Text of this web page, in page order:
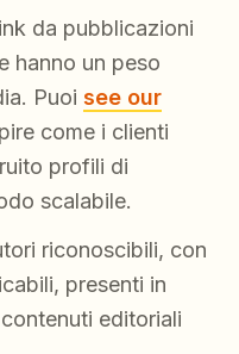
da pubblicazioni
hanno un peso
Puoi see our
come i clienti
profili di
scalabile.
riconoscibili, con
presenti in
editoriali